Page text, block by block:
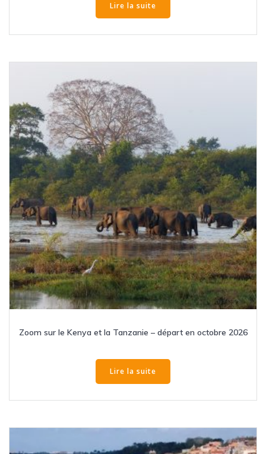
Lire la suite
Zoom sur le Kenya et la Tanzanie – départ en octobre 2026
Lire la suite